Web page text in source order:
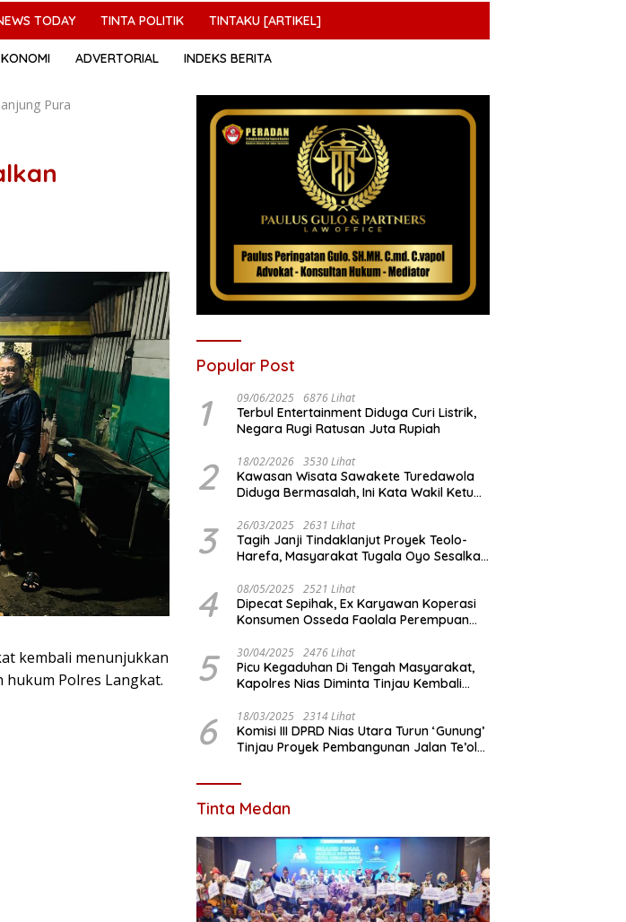
TODAY TINTA POLITIK TINTAKU [ARTIKEL]
ADVERTORIAL INDEKS BERITA
Pura
kembali menunjukkan
Polres Langkat.
Popular Post
1 09/06/2025 6876 Lihat
Terbul Entertainment Diduga Curi Listrik,
Negara Rugi Ratusan Juta Rupiah
2 18/02/2026 3530 Lihat
Kawasan Wisata Sawakete Turedawola
Diduga Bermasalah, Ini Kata Wakil Ketua
3 26/03/2025 2631 Lihat
Tagih Janji Tindaklanjut Proyek Teolo-
Harefa, Masyarakat Tugala Oyo Sesalkan
Utara
4 08/05/2025 2521 Lihat
Dipecat Sepihak, Ex Karyawan Koperasi
Konsumen Osseda Faolala Perempuan
5 30/04/2025 2476 Lihat
Picu Kegaduhan Di Tengah Masyarakat,
Kapolres Nias Diminta Tinjau Kembali
6 18/03/2025 2314 Lihat
Komisi III DPRD Nias Utara Turun ‘Gunung’
Tinjau Proyek Pembangunan Jalan Te’olo
Tinta Medan